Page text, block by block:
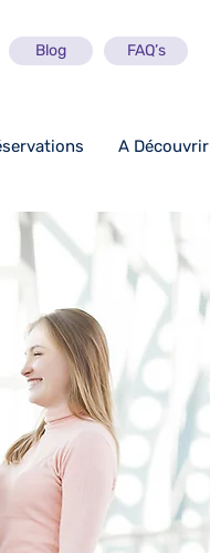
Blog FAQ’s
A Découvrir